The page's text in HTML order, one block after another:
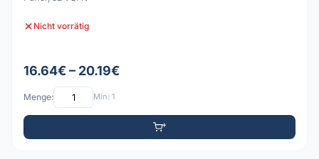
Nicht vorrätig
16.64€ – 20.19€
Menge: Min: 1